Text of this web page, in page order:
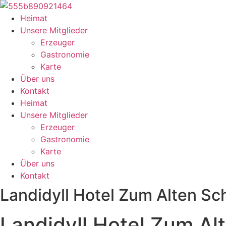
Zum
Inhalt
springen
Heimat
Unsere Mitglieder
Erzeuger
Gastronomie
Karte
Über uns
Kontakt
Heimat
Unsere Mitglieder
Erzeuger
Gastronomie
Karte
Über uns
Kontakt
Landidyll Hotel Zum Alten